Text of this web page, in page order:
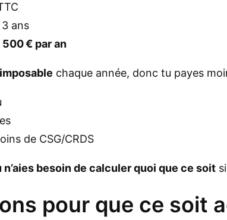
ans
500 € par an
chaque année, donc tu payes
de CSG/CRDS
n’aies besoin de calculer quoi que ce soit
pour que ce soit